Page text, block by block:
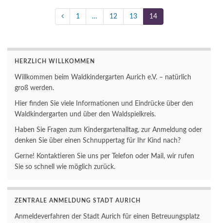
1 … 12 13 14
HERZLICH WILLKOMMEN
Willkommen beim Waldkindergarten Aurich e.V. – natürlich
groß werden.
Hier finden Sie viele Informationen und Eindrücke über den
Waldkindergarten und über den Waldspielkreis.
Haben Sie Fragen zum Kindergartenalltag, zur Anmeldung oder
denken Sie über einen Schnuppertag für Ihr Kind nach?
Gerne! Kontaktieren Sie uns per Telefon oder Mail, wir rufen
Sie so schnell wie möglich zurück.
ZENTRALE ANMELDUNG STADT AURICH
Anmeldeverfahren der Stadt Aurich für einen Betreuungsplatz